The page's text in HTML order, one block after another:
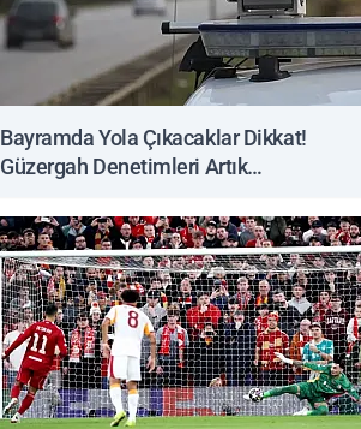
Bayramda Yola Çıkacaklar Dikkat!
Güzergah Denetimleri Artık